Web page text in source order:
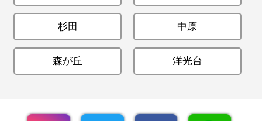
杉田 中原
森が丘 洋光台